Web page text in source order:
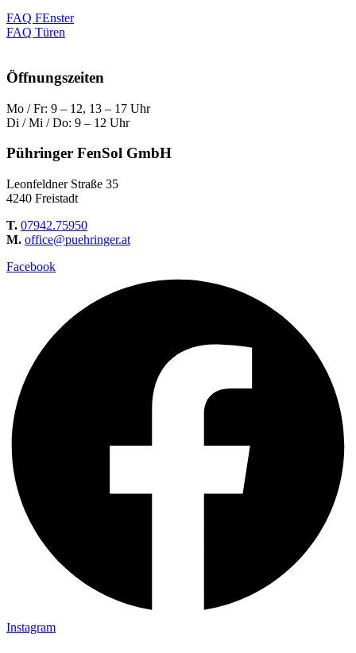
FAQ FEnster
FAQ Türen
Öffnungszeiten
Mo / Fr: 9 – 12, 13 – 17 Uhr
Di / Mi / Do: 9 – 12 Uhr
Pühringer FenSol GmbH
Leonfeldner Straße 35
4240 Freistadt
T. 07942.75950
M. office@puehringer.at
Facebook
Instagram